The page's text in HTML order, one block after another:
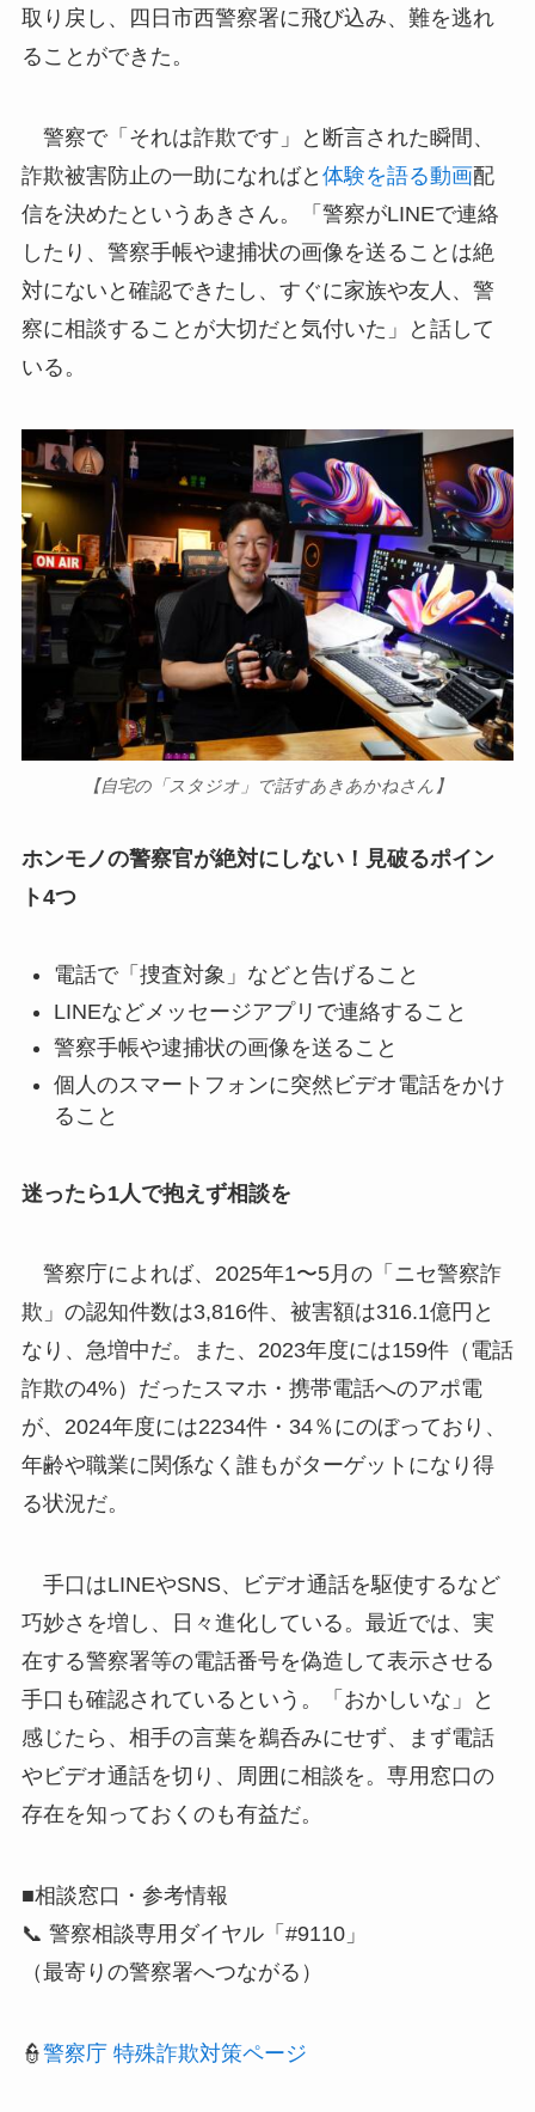
取り戻し、四日市西警察署に飛び込み、難を逃れ
ることができた。
警察で「それは詐欺です」と断言された瞬間、
詐欺被害防止の一助になればと 体験を語る動画配
信を決めたというあきさん。「警察がLINEで連絡
したり、警察手帳や逮捕状の画像を送ることは絶
対にないと確認できたし、すぐに家族や友人、警
察に相談することが大切だと気付いた」と話して
いる。
【自宅の「スタジオ」で話すあきあかねさん】
ホンモノの警察官が絶対にしない！見破るポイン
ト4つ
電話で「捜査対象」などと告げること
LINEなどメッセージアプリで連絡すること
警察手帳や逮捕状の画像を送ること
個人のスマートフォンに突然ビデオ電話をかけ
ること
迷ったら1人で抱えず相談を
警察庁によれば、2025年1〜5月の「ニセ警察詐
欺」の認知件数は3,816件、被害額は316.1億円と
なり、急増中だ。また、2023年度には159件（電話
詐欺の4%）だったスマホ・携帯電話へのアポ電
が、2024年度には2234件・34％にのぼっており、
年齢や職業に関係なく誰もがターゲットになり得
る状況だ。
手口はLINEやSNS、ビデオ通話を駆使するなど
巧妙さを増し、日々進化している。最近では、実
在する警察署等の電話番号を偽造して表示させる
手口も確認されているという。「おかしいな」と
感じたら、相手の言葉を鵜呑みにせず、まず電話
やビデオ通話を切り、周囲に相談を。専用窓口の
存在を知っておくのも有益だ。
■相談窓口・参考情報
📞 警察相談専用ダイヤル「#9110」
（最寄りの警察署へつながる）
👮‍警察庁 特殊詐欺対策ページ